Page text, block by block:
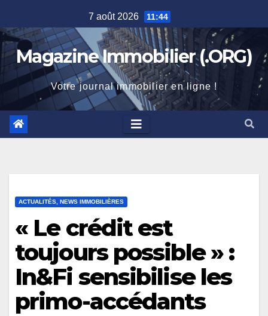
to
content
7 août 2026 11:44
Magazine Immobilier (.ORG)
Votre journal immobilier en ligne !
ACTUALITÉS, NEWS IMMOBILIÈRES
« Le crédit est
toujours possible » :
In&Fi sensibilise les
primo-accédants